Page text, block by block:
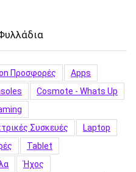
Προσφορές
Apps
Cosmote - Whats Up
Συσκευές
Laptop
Tablet
Ήχος